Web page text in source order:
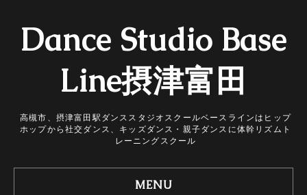
Dance Studio Base
Line摂津富田
高槻市、摂津富田駅ダンススタジオスクールベースラインはヒップ
ホップから社交ダンス、キッズダンス・親子ダンスに体幹リズムト
レーニングスクール
MENU